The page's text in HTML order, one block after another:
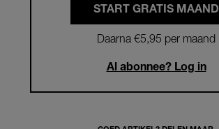
START GRATIS MAAND
Daarna €5,95 per maand
Al abonnee? Log in